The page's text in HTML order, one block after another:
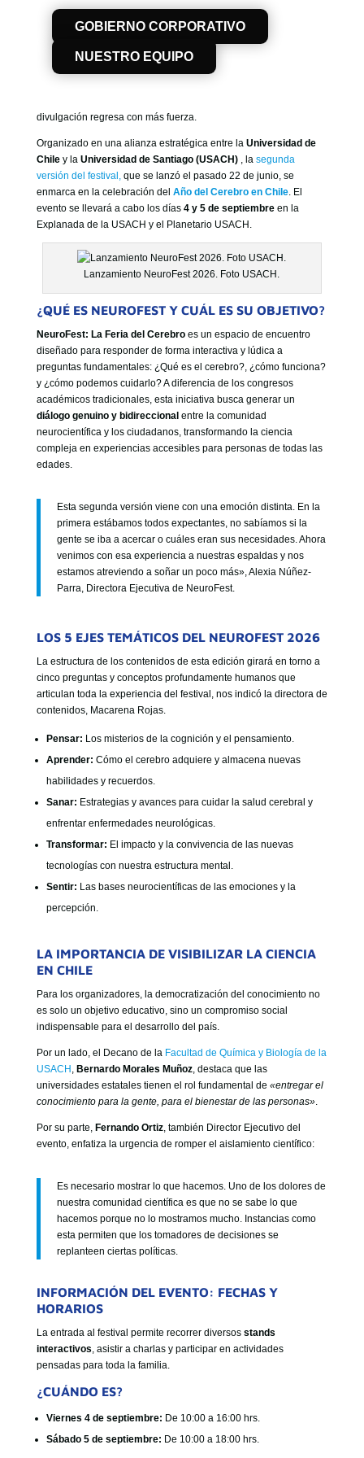
GOBIERNO CORPORATIVO
NUESTRO EQUIPO
GOBIERNO CORPORATIVO
EN CHILE.
El cerebro humano sigue siendo uno de los mayores misterios de
la ciencia, pero eventos como elNeuroFest
barreras del laboratorio para acercar el conocimiento científico a
divulgación regresa con más fuerza.
Organizado en una alianza estratégica entre la Universidad de
Chiley la Universidad de Santiago (USACH) , la segunda
versión del festival,que se lanzó el pasado 22 de junio, se
enmarca en la celebración del Año del Cerebro en Chile. El
evento se llevará a cabo los días 4 y 5 de septiembreen la
Explanada de la USACH y el Planetario USACH.
Lanzamiento NeuroFest 2026. Foto USACH.
¿QUÉ ES NEUROFEST Y CUÁL ES SU OBJETIVO?
NeuroFest: La Feria del Cerebroes un espacio de encuentro
diseñado para responder de forma interactiva y lúdica a
preguntas fundamentales: ¿Qué es el cerebro?, ¿cómo funciona?
y ¿cómo podemos cuidarlo? A diferencia de los congresos
académicos tradicionales, esta iniciativa busca generar un
diálogo genuino y bidireccional entre la comunidad
neurocientífica y los ciudadanos, transformando la ciencia
compleja en experiencias accesibles para personas de todas las
edades.
Esta segunda versión viene con una emoción distinta. En la
primera estábamos todos expectantes, no sabíamos si la
gente se iba a acercar o cuáles eran sus necesidades. Ahora
venimos con esa experiencia a nuestras espaldas y nos
estamos atreviendo a soñar un poco más», Alexia Núñez-
Parra, Directora Ejecutiva de NeuroFest.
LOS 5 EJES TEMÁTICOS DEL NEUROFEST 2026
La estructura de los contenidos de esta edición girará en torno a
cinco preguntas y conceptos profundamente humanos que
articulan toda la experiencia del festival, nos indicó la directora de
contenidos, Macarena Rojas.
Pensar: Los misterios de la cognición y el pensamiento.
Aprender: Cómo el cerebro adquiere y almacena nuevas
habilidades y recuerdos.
Sanar: Estrategias y avances para cuidar la salud cerebral y
enfrentar enfermedades neurológicas.
Transformar: El impacto y la convivencia de las nuevas
tecnologías con nuestra estructura mental.
Sentir: Las bases neurocientíficas de las emociones y la
percepción.
LA IMPORTANCIA DE VISIBILIZAR LA CIENCIA
EN CHILE
Para los organizadores, la democratización del conocimiento no
es solo un objetivo educativo, sino un compromiso social
indispensable para el desarrollo del país.
Por un lado, el Decano de laFacultad de Química y Biología de la
USACH , Bernardo Morales Muñoz, destaca que las
universidades estatales tienen el rol fundamental de «entregar el
conocimiento para la gente, para el bienestar de las personas».
Por su parte, Fernando Ortiz, también Director Ejecutivo del
evento, enfatiza la urgencia de romper el aislamiento científico:
Es necesario mostrar lo que hacemos. Uno de los dolores de
nuestra comunidad científica es que no se sabe lo que
hacemos porque no lo mostramos mucho. Instancias como
esta permiten que los tomadores de decisiones se
replanteen ciertas políticas.
INFORMACIÓN DEL EVENTO: FECHAS Y
HORARIOS
La entrada al festival permite recorrer diversos stands
interactivos, asistir a charlas y participar en actividades
pensadas para toda la familia.
¿CUÁNDO ES?
Viernes 4 de septiembre: De 10:00 a 16:00 hrs.
Sábado 5 de septiembre: De 10:00 a 18:00 hrs.